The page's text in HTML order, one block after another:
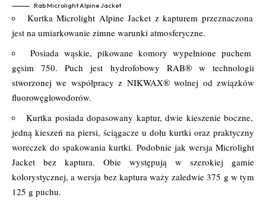
Rab Microlight Alpine Jacket
Kurtka Microlight Alpine Jacket z kapturem przeznaczona
jest na umiarkowanie zimne warunki atmosferyczne.
Posiada wąskie, pikowane komory wypełnione puchem
gęsim 750. Puch jest hydrofobowy RAB® w technologii
stworzonej we współpracy z NIKWAX® wolnej od związków
fluorowęglowodorów.
Kurtka posiada dopasowany kaptur, dwie kieszenie boczne,
jedną kieszeń na piersi, ściągacze u dołu kurtki oraz praktyczny
woreczek do spakowania kurtki. Podobnie jak wersja Microlight
Jacket bez kaptura. Obie występują w szerokiej gamie
kolorystycznej, a wersja bez kaptura waży zaledwie 375 g w tym
125 g puchu.